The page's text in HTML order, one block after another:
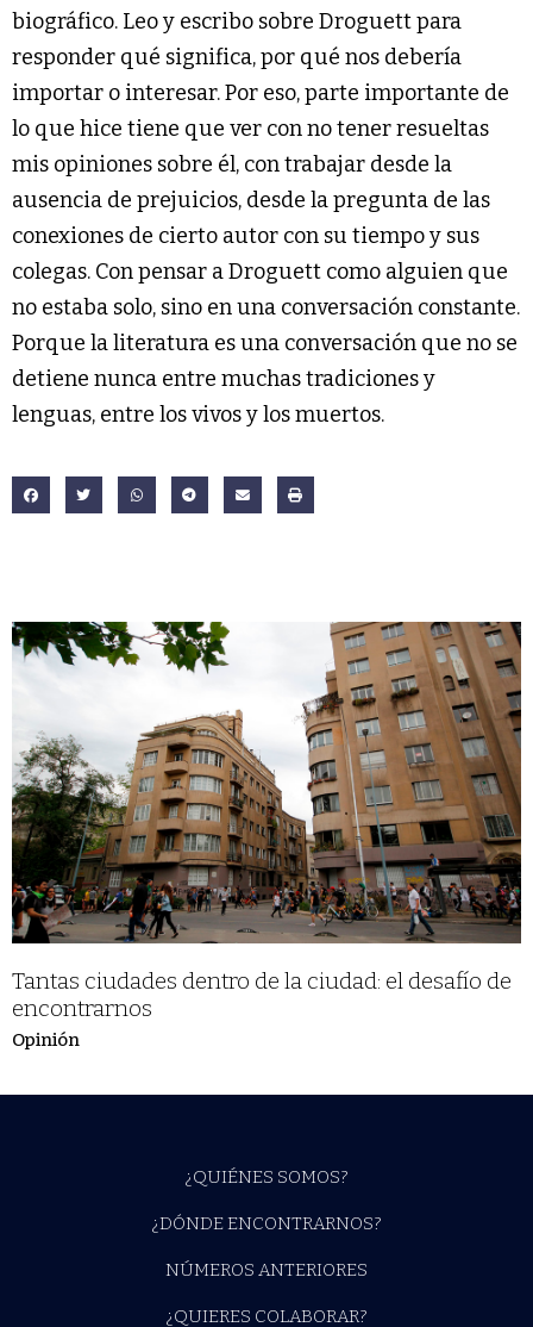
biográfico. Leo y escribo sobre Droguett para
responder qué significa, por qué nos debería
importar o interesar. Por eso, parte importante de
lo que hice tiene que ver con no tener resueltas
mis opiniones sobre él, con trabajar desde la
ausencia de prejuicios, desde la pregunta de las
conexiones de cierto autor con su tiempo y sus
colegas. Con pensar a Droguett como alguien que
no estaba solo, sino en una conversación constante.
Porque la literatura es una conversación que no se
detiene nunca entre muchas tradiciones y
lenguas, entre los vivos y los muertos.
Tantas ciudades dentro de la ciudad: el desafío de
encontrarnos
Opinión
¿QUIÉNES SOMOS?
¿DÓNDE ENCONTRARNOS?
NÚMEROS ANTERIORES
¿QUIERES COLABORAR?